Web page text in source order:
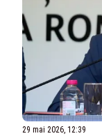
29 mai 2026, 12:39